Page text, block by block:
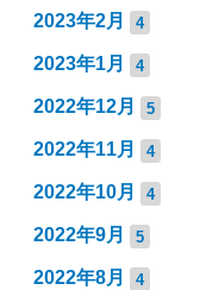
2023年2月 4
2023年1月 4
2022年12月 5
2022年11月 4
2022年10月 4
2022年9月 5
2022年8月 4